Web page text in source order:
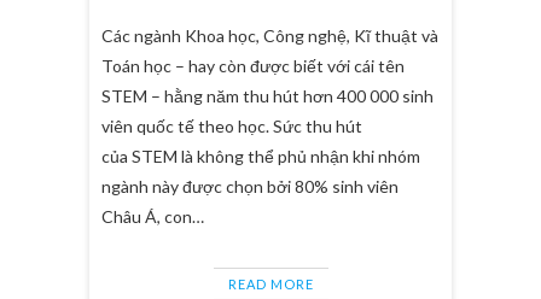
Các ngành Khoa học, Công nghệ, Kĩ thuật và
Toán học – hay còn được biết với cái tên
STEM – hằng năm thu hút hơn 400 000 sinh
viên quốc tế theo học. Sức thu hút
của STEM là không thể phủ nhận khi nhóm
ngành này được chọn bởi 80% sinh viên
Châu Á, con…
READ MORE